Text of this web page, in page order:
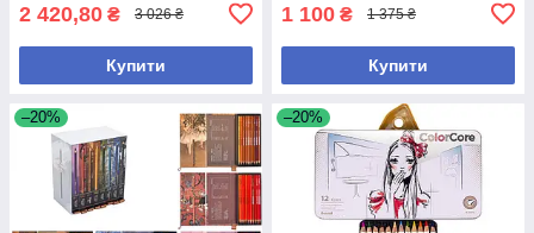
2 420,80 ₴ 3 026 ₴
Купити
1 100 ₴ 1 375 ₴
Купити
–20% –20%